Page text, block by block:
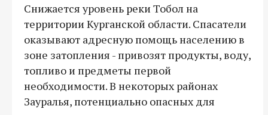
Снижается уровень реки Тобол на
территории Курганской области. Спасатели
оказывают адресную помощь населению в
зоне затопления - привозят продукты, воду,
топливо и предметы первой
необходимости. В некоторых районах
Зауралья, потенциально опасных для